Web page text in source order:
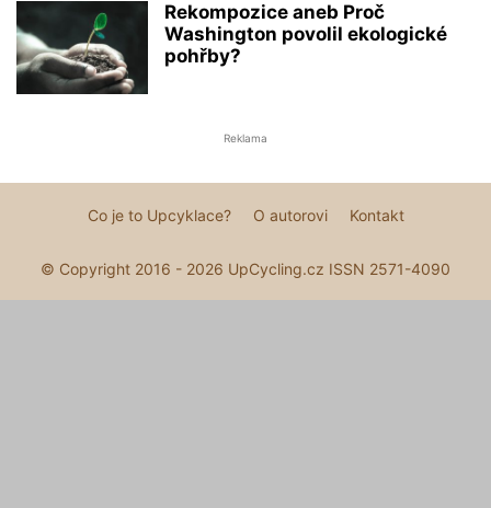
Rekompozice aneb Proč
Washington povolil ekologické
pohřby?
Reklama
Co je to Upcyklace? O autorovi Kontakt
© Copyright 2016 - 2026 UpCycling.cz ISSN 2571-4090